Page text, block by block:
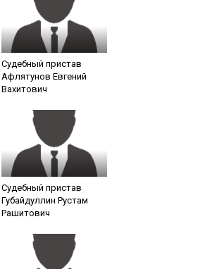
Судебный пристав
Афлятунов Евгений
Вахитович
Судебный пристав
Губайдуллин Рустам
Рашитович